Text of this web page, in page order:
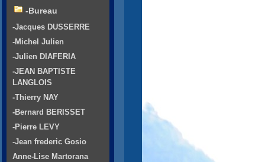
-Bureau
-Jacques DUSSERRE
-Michel Julien
-Julien DIAFERIA
-JEAN BAPTISTE
LANGLOIS
-Thierry NAY
-Bernard BERISSET
-Pierre LEVY
-Jean frederic Gosio
Anne-Lise Martorana